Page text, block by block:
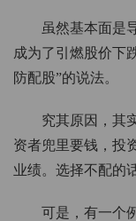
虽然基本面是
成为了引燃股价下
防配股”的说法。
究其原因，其
资者兜里要钱，投
业绩。选择不配的
可是，有一个